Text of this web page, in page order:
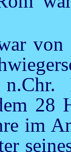
28
im